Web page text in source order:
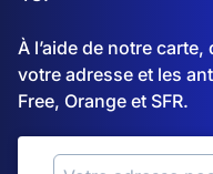
À l’aide de notre
votre adresse et les
Free, Orange et SFR.